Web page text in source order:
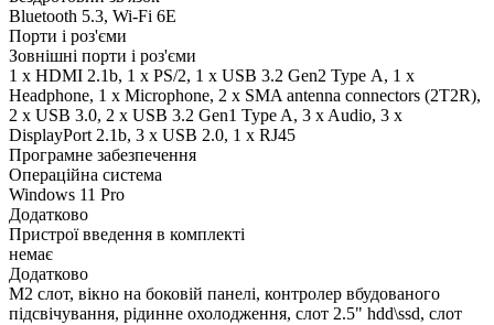
Bluetooth 5.3, Wi-Fi 6E
Порти і роз'єми
Зовнішні порти і роз'єми
1 x HDMI 2.1b, 1 x PS/2, 1 x USB 3.2 Gen2 Type А, 1 x
Нeadphone, 1 х Microphone, 2 x SMA antenna connectors (2T2R),
2 x USB 3.0, 2 x USB 3.2 Gen1 Type A, 3 x Audio, 3 x
DisplayPort 2.1b, 3 x USB 2.0, 1 x RJ45
Програмне забезпечення
Операційна система
Windows 11 Pro
Додатково
Пристрої введення в комплекті
немає
Додатково
M2 слот, вікно на боковій панелі, контролер вбудованого
підсвічування, рідинне охолодження, слот 2.5" hdd\ssd, слот